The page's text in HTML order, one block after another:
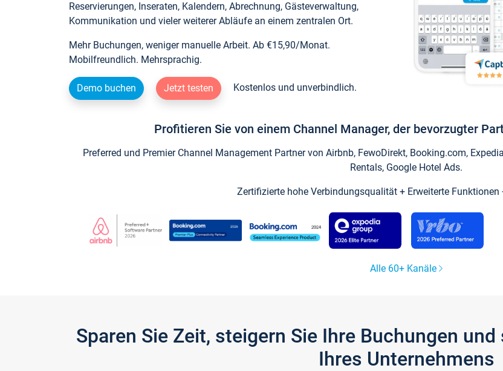
Reservierungen, Inseraten, Kalendern, Abrechnung, Gästeverwaltung,
Kommunikation und vieler weiterer Abläufe an einem zentralen Ort.
Mehr Buchungen, weniger manuelle Arbeit. Ab €15,90/Monat.
Mobilfreundlich. Mehrsprachig.
Demo buchen Jetzt testen Kostenlos und unverbindlich.
Profitieren Sie von einem Channel Manager, der bevorzugter
Preferred und Premier Channel Management Partner von Airbnb, FewoDirekt, Booking.com,
Rentals, Google Hotel Ads.
Zertifizierte hohe Verbindungsqualität + Erweiterte Funktionen
Alle 60+ Kanäle
Sparen Sie Zeit, steigern Sie Ihre Buchungen
Ihres Unternehmens